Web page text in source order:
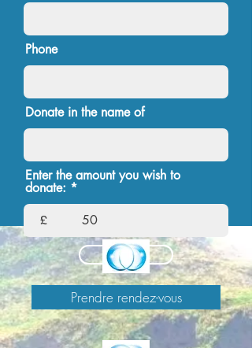
Phone
Donate in the name of
Enter the amount you wish to
donate:
£
Continue
Prendre rendez-vous